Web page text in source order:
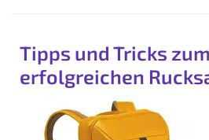
Tipps und Tricks zum
erfolgreichen